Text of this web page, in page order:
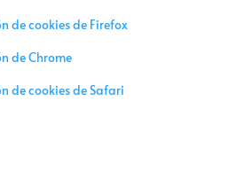
de cookies de Firefox
de Chrome
de cookies de Safari